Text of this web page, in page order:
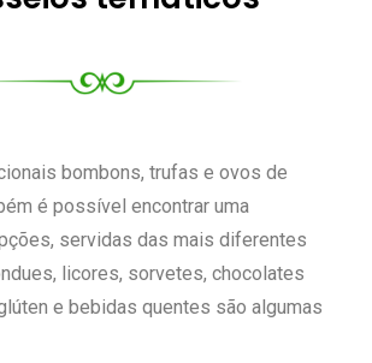
bombons, trufas e ovos de
é possível encontrar uma
servidas das mais diferentes
licores, sorvetes, chocolates
e bebidas quentes são algumas